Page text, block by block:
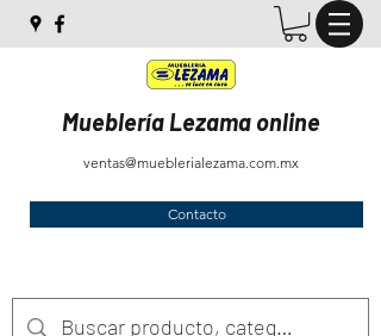
Mueblería Lezama online
ventas@mueblerialezama.com.mx
Contacto